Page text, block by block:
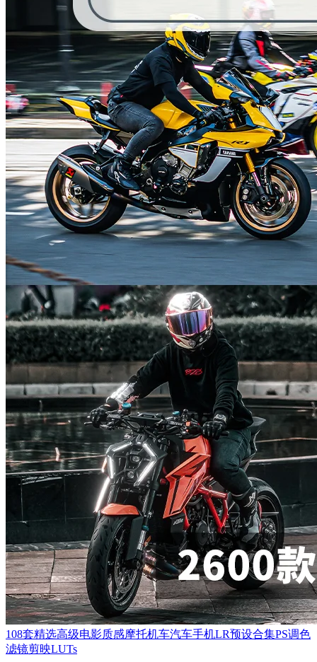
108套精选高级电影质感摩托机车汽车手机LR预设合集PS调色
滤镜剪映LUTs